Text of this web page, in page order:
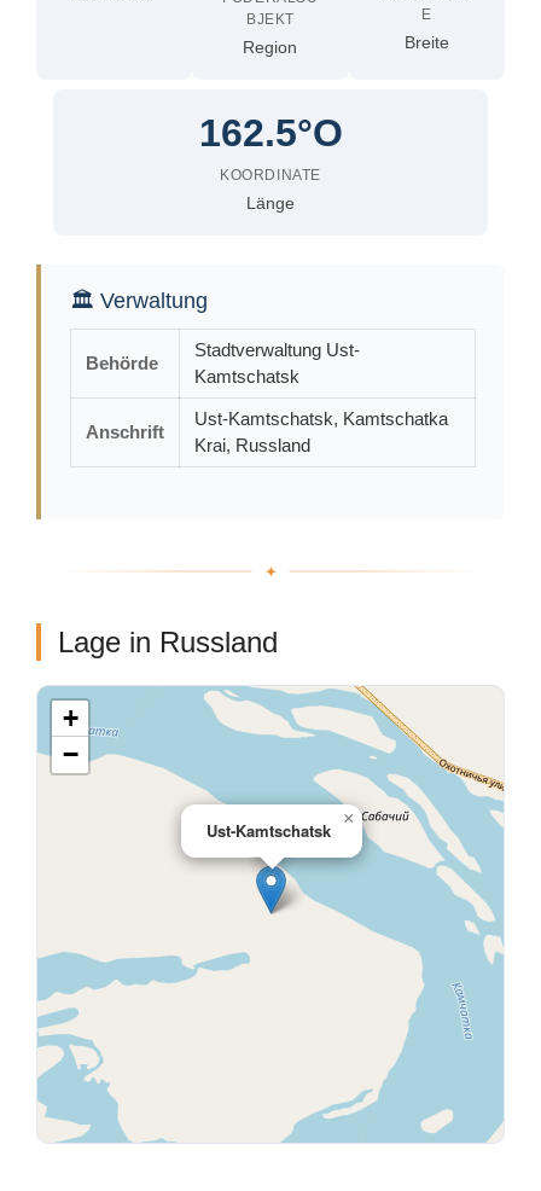
BJEKT
Region
E
Breite
162.5°O
KOORDINATE
Länge
🏛 Verwaltung
Behörde
Stadtverwaltung Ust-
Kamtschatsk
Anschrift
Ust-Kamtschatsk, Kamtschatka
Krai, Russland
Lage in Russland
Ust-Kamtschatsk
×
+
−